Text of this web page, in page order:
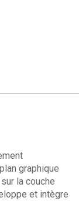
graphique
la couche
et intègre